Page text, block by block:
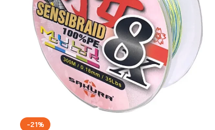
-21%